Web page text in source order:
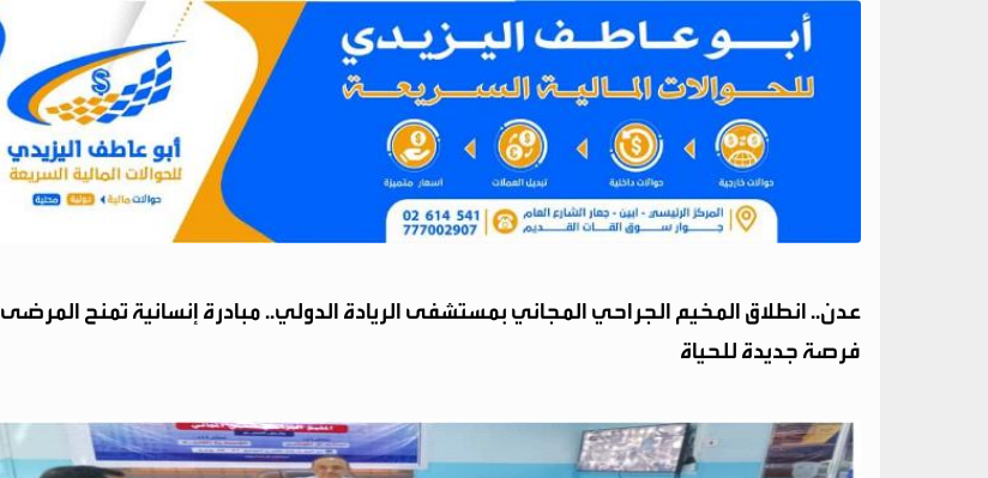
عدن.. انطلاق المخيم الجراحي المجاني بمستشفى الريادة الدولي.. مبادرة إنسانية تمنح المرضى
فرصة جديدة للحياة